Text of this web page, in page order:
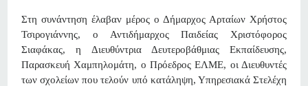
Στη συνάντηση έλαβαν μέρος ο Δήμαρχος Αρταίων Χρήστος
Τσιρογιάννης, ο Αντιδήμαρχος Παιδείας Χριστόφορος
Σιαφάκας, η Διευθύντρια Δευτεροβάθμιας Εκπαίδευσης,
Παρασκευή Χαμπηλομάτη, ο Πρόεδρος ΕΛΜΕ, οι Διευθυντές
των σχολείων που τελούν υπό κατάληψη, Υπηρεσιακά Στελέχη